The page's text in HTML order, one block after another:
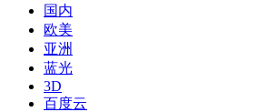
国内
欧美
亚洲
蓝光
3D
百度云